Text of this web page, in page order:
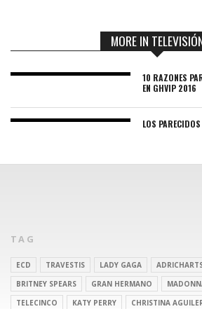
MORE IN
10 RAZONES
EN GHVIP 2016
LOS
TAG
ECD TRAVESTIS LADY GAGA
BRITNEY SPEARS
GRAN HERMANO
TELECINCO
KATY PERRY CHRISTINA